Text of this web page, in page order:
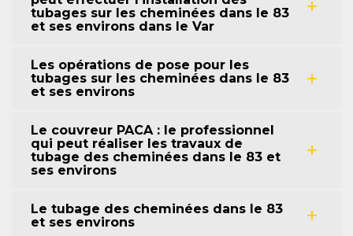
tubages sur les cheminées dans le 83
et ses environs dans le Var
Les opérations de pose pour les
tubages sur les cheminées dans le 83
et ses environs
Le couvreur PACA : le professionnel
qui peut réaliser les travaux de
tubage des cheminées dans le 83 et
ses environs
Le tubage des cheminées dans le 83
et ses environs